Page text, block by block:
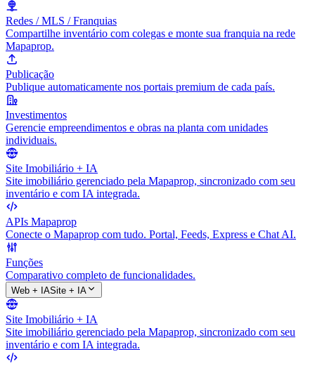
Redes / MLS / Franquias
Compartilhe inventário com colegas e monte sua franquia na rede
Mapaprop.
Publicação
Publique automaticamente nos portais premium de cada país.
Investimentos
Gerencie empreendimentos e obras na planta com unidades
individuais.
Site Imobiliário + IA
Site imobiliário gerenciado pela Mapaprop, sincronizado com seu
inventário e com IA integrada.
APIs Mapaprop
Conecte o Mapaprop com tudo. Portal, Feeds, Express e Chat AI.
Funções
Comparativo completo de funcionalidades.
Web + IASite + IA
Site Imobiliário + IA
Site imobiliário gerenciado pela Mapaprop, sincronizado com seu
inventário e com IA integrada.